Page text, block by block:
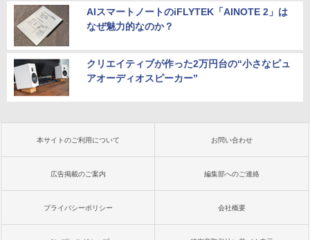
AIスマートノートのiFLYTEK「AINOTE 2」は
なぜ魅力的なのか？
クリエイティブが作った2万円台の“小さなピュ
アオーディオスピーカー”
本サイトのご利用について お問い合わせ
広告掲載のご案内 編集部へのご連絡
プライバシーポリシー 会社概要